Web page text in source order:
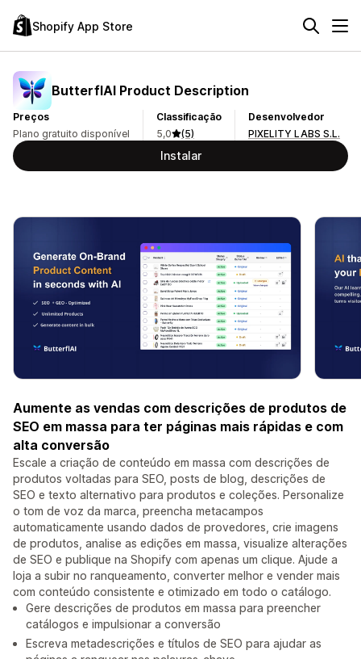
Shopify App Store
ButterflAI Product Description
Preços
Plano gratuito disponível
Classificação
5,0
(5)
Desenvolvedor
PIXELITY LABS S.L.
Instalar
Aumente as vendas com descrições de produtos de
SEO em massa para ter páginas mais rápidas e com
alta conversão
Escale a criação de conteúdo em massa com descrições de
produtos voltadas para SEO, posts de blog, descrições de
SEO e texto alternativo para produtos e coleções. Personalize
o tom de voz da marca, preencha metacampos
automaticamente usando dados de provedores, crie imagens
de produtos, analise as edições em massa, visualize alterações
de SEO e publique na Shopify com apenas um clique. Ajude a
loja a subir no ranqueamento, converter melhor e vender mais
com conteúdo consistente e otimizado em todo o catálogo.
Gere descrições de produtos em massa para preencher
catálogos e impulsionar a conversão
Escreva metadescrições e títulos de SEO para ajudar as